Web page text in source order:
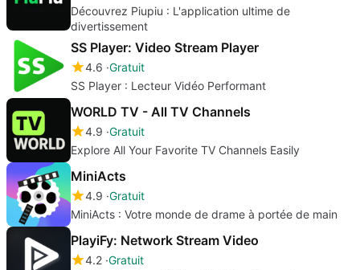
Découvrez Piupiu : L'application ultime de
divertissement
SS Player: Video Stream Player
4.6 Gratuit
SS Player : Lecteur Vidéo Performant
WORLD TV - All TV Channels
4.9 Gratuit
Explore All Your Favorite TV Channels Easily
MiniActs
4.9 Gratuit
MiniActs : Votre monde de drame à portée de main
PlayiFy: Network Stream Video
4.2 Gratuit